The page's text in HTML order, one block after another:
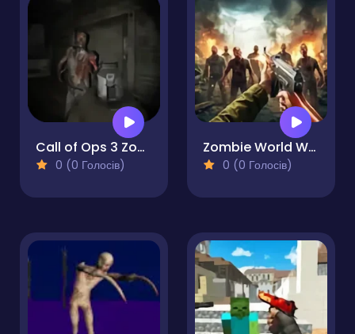
Call of Ops 3 Zombies
0 (0 Голосів)
Zombie World War Shooting
0 (0 Голосів)